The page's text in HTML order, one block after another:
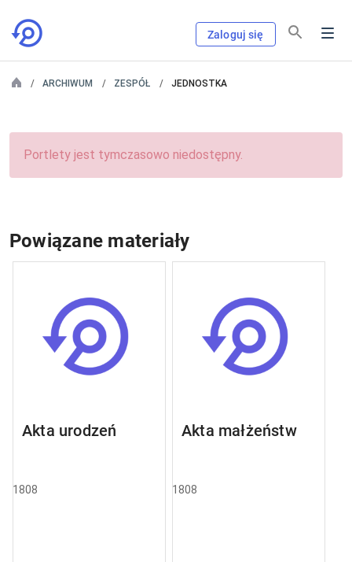
Zaloguj się
ARCHIWUM ZESPÓŁ JEDNOSTKA
Portlety jest tymczasowo niedostępny.
Powiązane materiały
Akta urodzeń
1808
Akta małżeństw
1808